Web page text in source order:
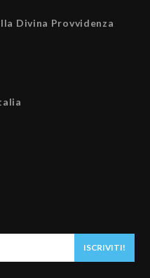
Divina Provvidenza
ISCRIVITI!